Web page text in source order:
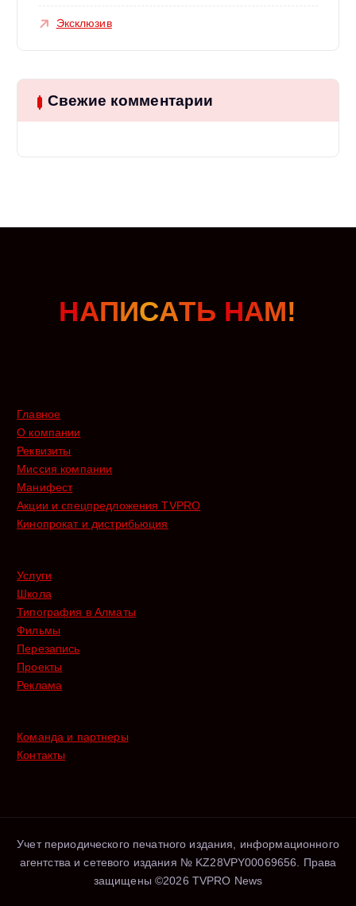
Эксклюзив
Свежие комментарии
НАПИСАТЬ НАМ!
Главное
О компании
Реквизиты
Миссия компании
Манифест
Акции и спецпредложения TVPRO
Кинопрокат и дистрибьюция
Услуги
Школа
Типография в Алматы
Фильмы
Перезапись
Проекты
Реклама
Команда и партнеры
Контакты
Учет периодического печатного издания, информационного
агентства и сетевого издания № KZ28VPY00069656. Права
защищены ©2026 TVPRO News